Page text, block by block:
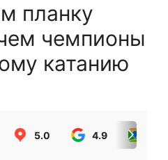
планку
чемпионы
катанию
5.0 4.9